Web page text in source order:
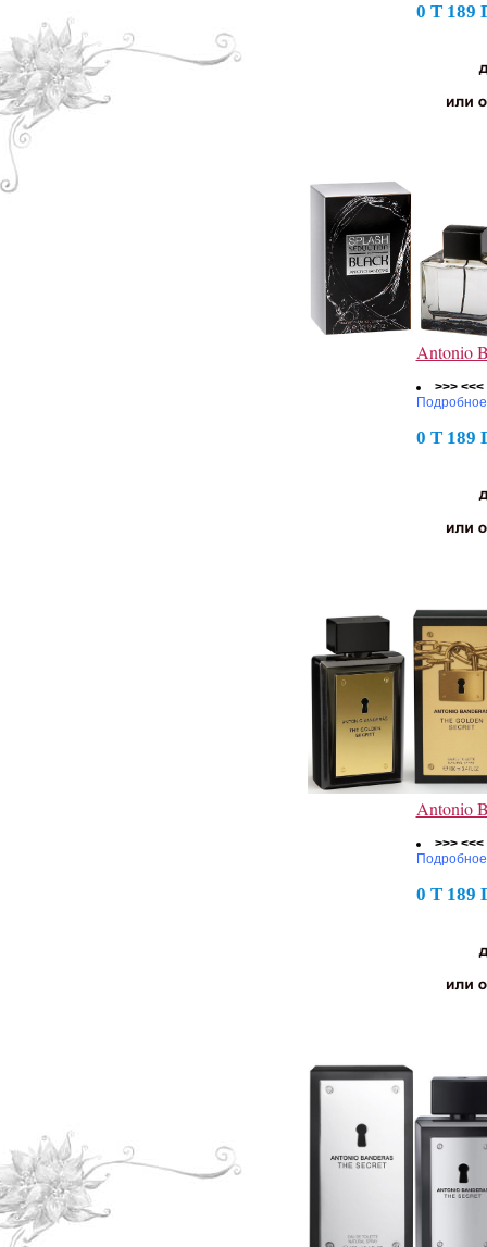
0 Т 189
Antonio
>>> <<<
0 Т 189
Antonio
>>> <<<
0 Т 189